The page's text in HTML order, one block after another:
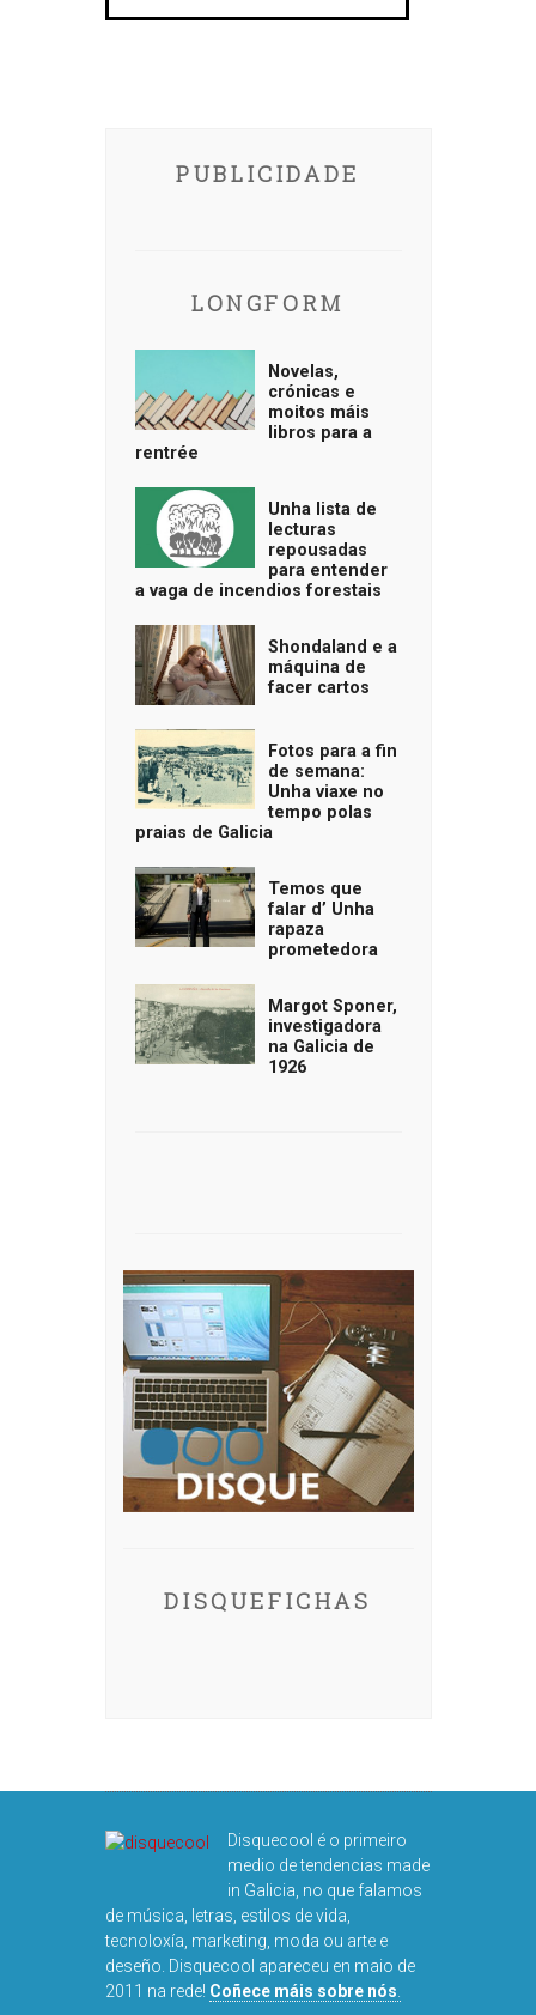
PUBLICIDADE
LONGFORM
Novelas,
crónicas e
moitos máis
libros para a
rentrée
Unha lista de
lecturas
repousadas
para entender
a vaga de incendios forestais
Shondaland e a
máquina de
facer cartos
Fotos para a fin
de semana:
Unha viaxe no
tempo polas
praias de Galicia
Temos que
falar d’ Unha
rapaza
prometedora
Margot Sponer,
investigadora
na Galicia de
1926
DISQUEFICHAS
Disquecool é o primeiro
medio de tendencias made
in Galicia, no que falamos
de música, letras, estilos de vida,
tecnoloxía, marketing, moda ou arte e
deseño. Disquecool apareceu en maio de
2011 na rede! Coñece máis sobre nós.